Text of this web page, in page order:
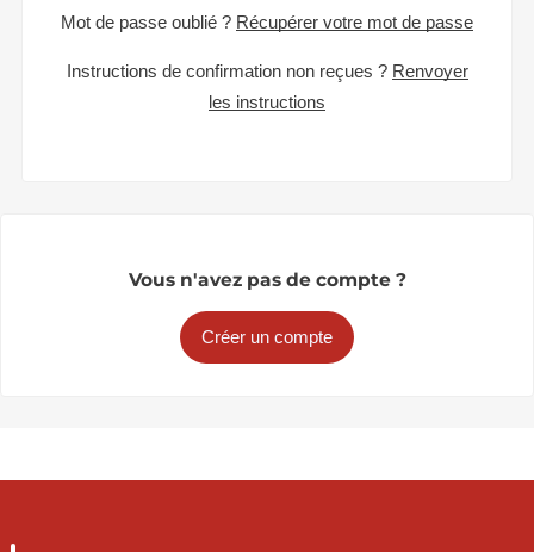
Mot de passe oublié ? Récupérer votre mot de passe
Instructions de confirmation non reçues ? Renvoyer
les instructions
Vous n'avez pas de compte ?
Créer un compte